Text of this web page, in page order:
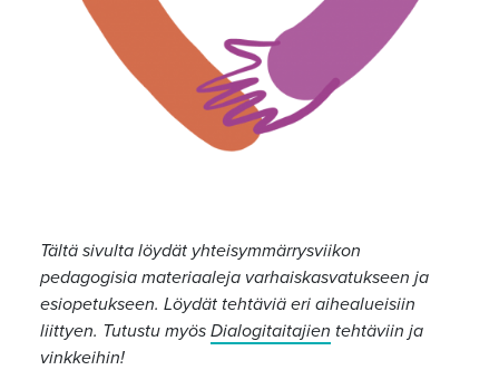
Tältä sivulta löydät yhteisymmärrysviikon
pedagogisia materiaaleja varhaiskasvatukseen ja
esiopetukseen. Löydät tehtäviä eri aihealueisiin
liittyen. Tutustu myös Dialogitaitajien tehtäviin ja
vinkkeihin!